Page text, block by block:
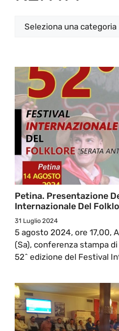
Categorie
Petina. Presentazione
Internazionale Del
31 Luglio 2024
5 agosto 2024, ore 17,00,
(Sa), conferenza stampa
52^ edizione del Festival